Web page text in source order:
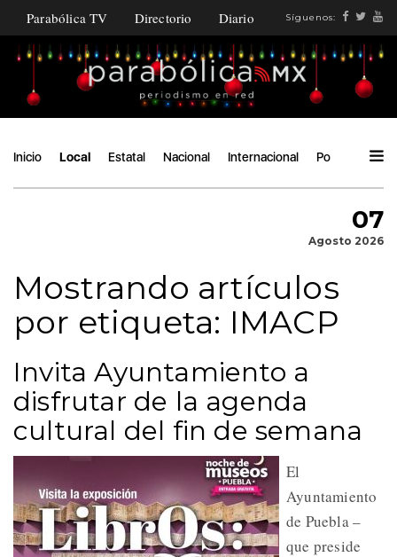
Parabólica TV Directorio Diario Síguenos:
Inicio Local Estatal Nacional Internacional Política
07
Agosto 2026
Mostrando artículos
por etiqueta: IMACP
Invita Ayuntamiento a
disfrutar de la agenda
cultural del fin de semana
El
Ayuntamiento
de Puebla –
que preside